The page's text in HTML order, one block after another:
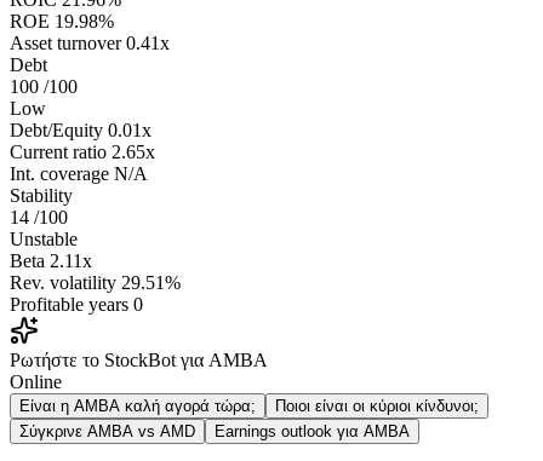
ROE 19.98%
Asset turnover 0.41x
Debt
100 /100
Low
Debt/Equity 0.01x
Current ratio 2.65x
Int. coverage N/A
Stability
14 /100
Unstable
Beta 2.11x
Rev. volatility 29.51%
Profitable years 0
Ρωτήστε το StockBot για AMBA
Online
Είναι η AMBA καλή αγορά τώρα;
Ποιοι είναι οι κύριοι κίνδυνοι;
Σύγκρινε AMBA vs AMD
Earnings outlook για AMBA